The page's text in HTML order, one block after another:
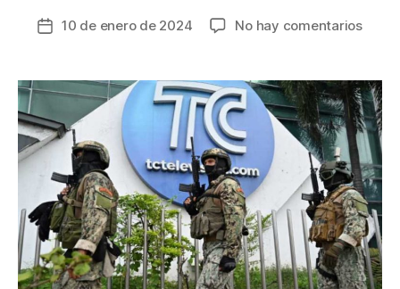
Fecha
entrada
10 de enero de 2024 No hay comentariosen
300
de
Latina
a
canal
de